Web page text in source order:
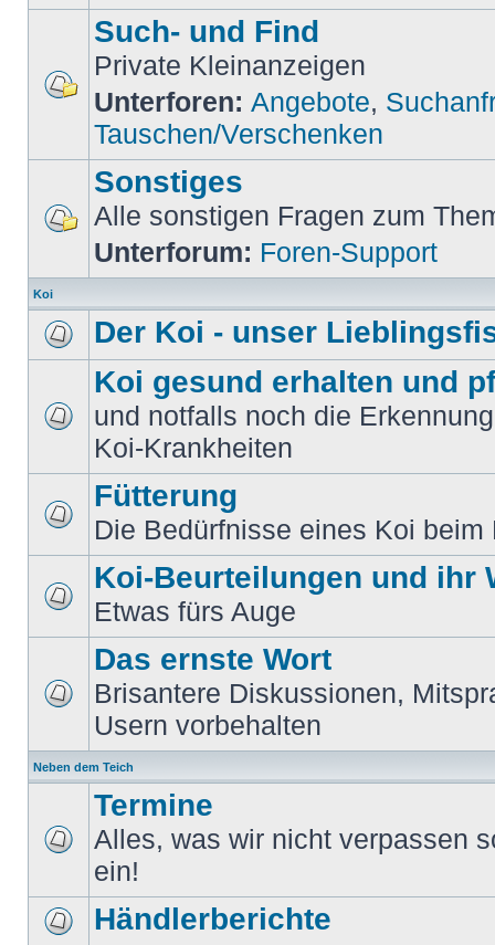
Such- und Find
Private Kleinanzeigen
Unterforen: Angebote,
Tauschen/Verschenken
Sonstiges
Alle sonstigen Fragen zum
Unterforum: Foren-Support
Koi
Der Koi - unser
Koi gesund erhalten und
und notfalls noch die
Koi-Krankheiten
Fütterung
Die Bedürfnisse eines Koi beim
Koi-Beurteilungen und ihr
Etwas fürs Auge
Das ernste Wort
Brisantere Diskussionen,
Usern vorbehalten
Neben dem Teich
Termine
Alles, was wir nicht verpassen
ein!
Händlerberichte